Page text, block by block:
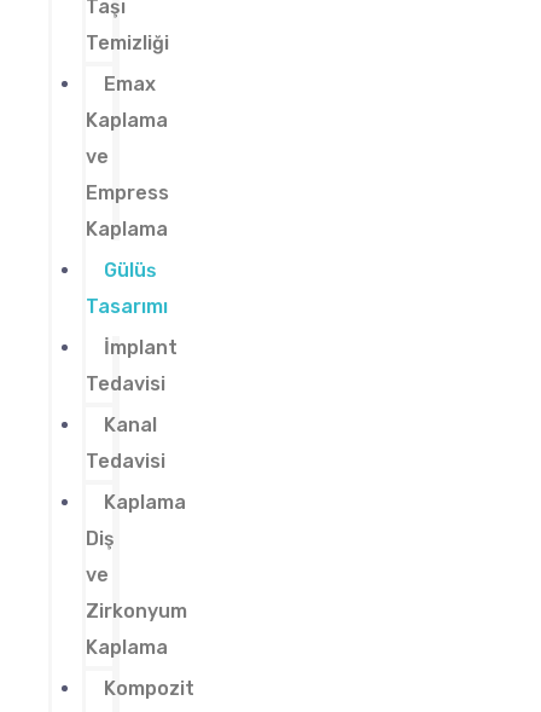
Taşı
Temizliği
Emax
Kaplama
ve
Empress
Kaplama
Gülüş
Tasarımı
İmplant
Tedavisi
Kanal
Tedavisi
Kaplama
Diş
ve
Zirkonyum
Kaplama
Kompozit